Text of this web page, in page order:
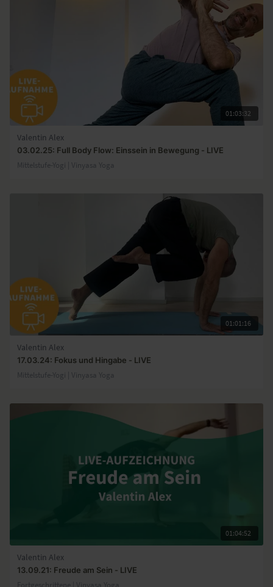
01:03:32
Valentin Alex
03.02.25: Full Body Flow: Einssein in Bewegung - LIVE
Mittelstufe-Yogi | Vinyasa Yoga
01:01:16
Valentin Alex
17.03.24: Fokus und Hingabe - LIVE
Mittelstufe-Yogi | Vinyasa Yoga
01:04:52
Valentin Alex
13.09.21: Freude am Sein - LIVE
Fortgeschrittene | Vinyasa Yoga